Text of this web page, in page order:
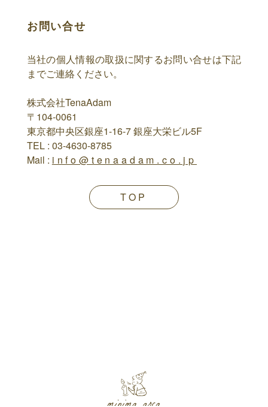
お問い合せ
当社の個人情報の取扱に関するお問い合せは下記
までご連絡ください。
株式会社TenaAdam
〒104-0061
東京都中央区銀座1-16-7 銀座大栄ビル5F
TEL : 03-4630-8785
Mail : info@tenaadam.co.jp
TOP